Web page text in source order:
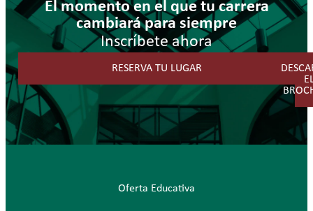
El momento en el que tu carrera
cambiará para siempre
Inscríbete ahora
RESERVA TU LUGAR
Oferta Educativa